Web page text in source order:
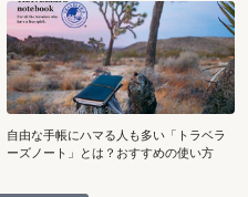
自由な手帳にハマる人も多い「トラベラ
ーズノート」とは？おすすめの使い方